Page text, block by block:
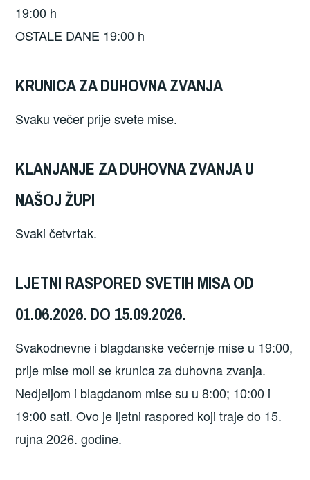
19:00 h
OSTALE DANE 19:00 h
KRUNICA ZA DUHOVNA ZVANJA
Svaku večer prije svete mise.
KLANJANJE ZA DUHOVNA ZVANJA U
NAŠOJ ŽUPI
Svaki četvrtak.
LJETNI RASPORED SVETIH MISA OD
01.06.2026. DO 15.09.2026.
Svakodnevne i blagdanske večernje mise u 19:00,
prije mise moli se krunica za duhovna zvanja.
Nedjeljom i blagdanom mise su u 8:00; 10:00 i
19:00 sati. Ovo je ljetni raspored koji traje do 15.
rujna 2026. godine.